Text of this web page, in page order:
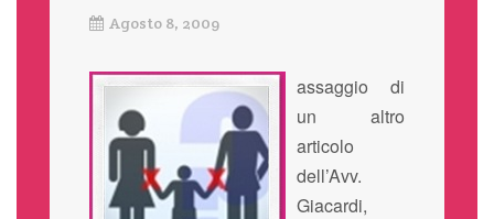
Agosto 8, 2009
assaggio di
un altro
articolo
dell’Avv.
Giacardi,